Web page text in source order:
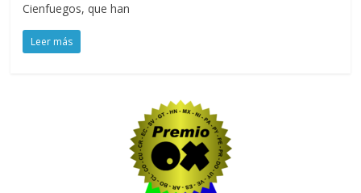
Cienfuegos, que han
Leer más